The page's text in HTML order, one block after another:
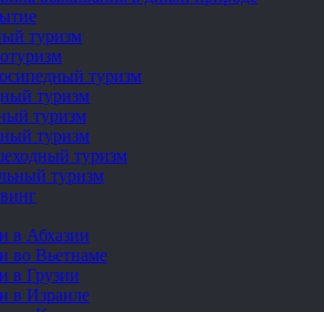
туризм
туризм
туризм
туризм
туризм
туризм
туризм
в Абхазии
во Вьетнаме
в Грузии
в Израиле